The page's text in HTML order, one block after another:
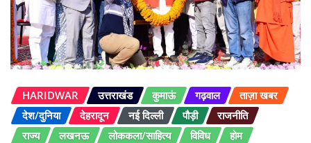
HARIDWAR उत्तराखंड कुमाऊं गढ़वाल
ताज़ा खबर
देश/दुनिया
देहरादून नई दिल्ली पौड़ी
राजनीति
राज्य
लखनऊ लोककला/साहित्य विविध होम